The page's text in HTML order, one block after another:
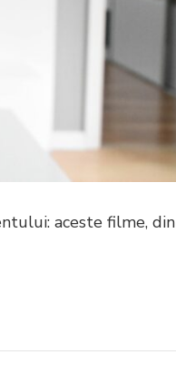
aceste filme, din